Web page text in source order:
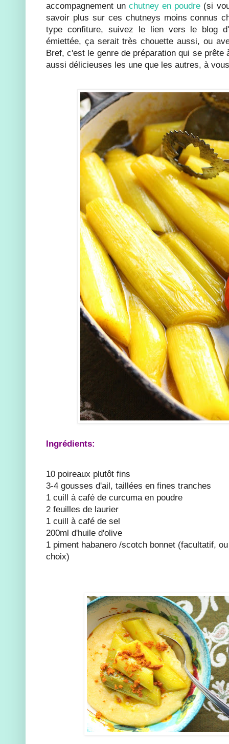
accompagnement unchutney en poudre (si
savoir plus sur ces chutneys moins connus
type confiture, suivez le lien vers le blog
émiettée, ça serait très chouette aussi, ou
Bref, c'est le genre de préparation qui se prête
aussi délicieuses les une que les autres, à
Ingrédients:
10 poireaux plutôt fins
3-4 gousses d'ail, taillées en fines tranches
1 cuill à café de curcuma en poudre
2 feuilles de laurier
1 cuill à café de sel
200ml d'huile d'olive
1 piment habanero /scotch bonnet (facultatif,
choix)